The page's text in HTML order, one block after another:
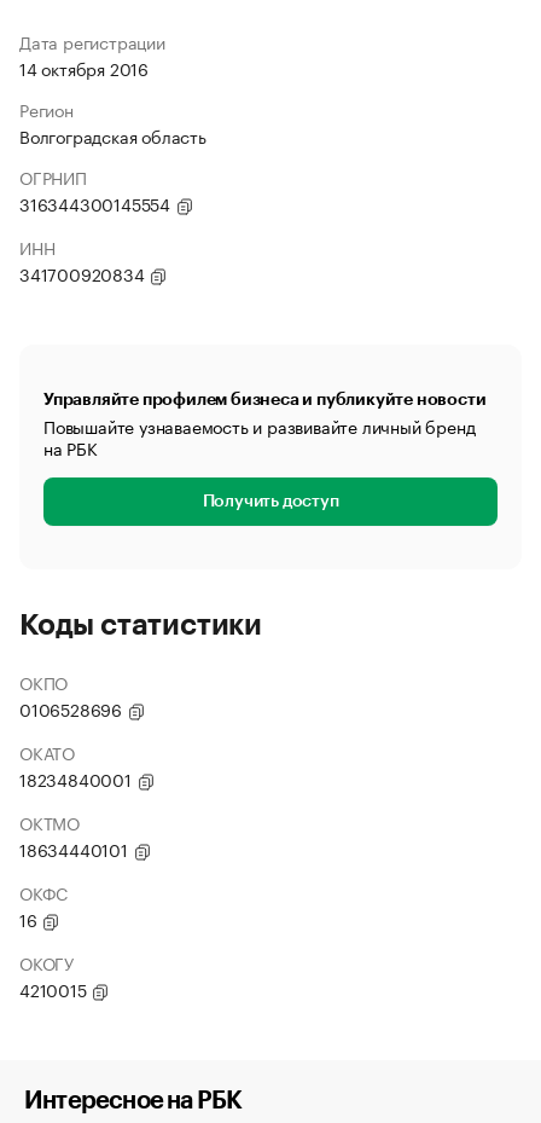
Дата регистрации
14 октября 2016
Регион
Волгоградская область
ОГРНИП
316344300145554
ИНН
341700920834
Управляйте профилем бизнеса и публикуйте новости
Повышайте узнаваемость и развивайте личный бренд
на РБК
Получить доступ
Коды статистики
ОКПО
0106528696
ОКАТО
18234840001
ОКТМО
18634440101
ОКФС
16
ОКОГУ
4210015
Интересное на РБК